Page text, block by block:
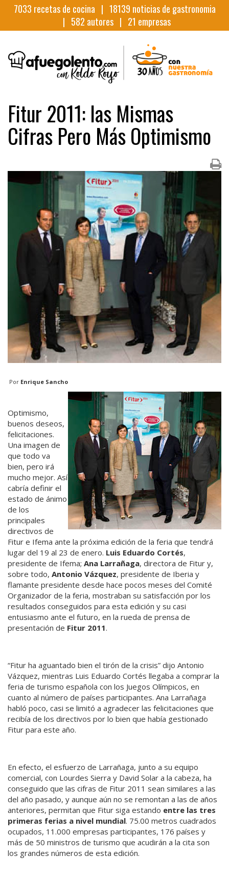
7033 recetas de cocina | 18139 noticias de gastronomia
| 582 autores | 21 empresas
Fitur 2011: las Mismas
Cifras Pero Más Optimismo
Por Enrique Sancho
Optimismo,
buenos deseos,
felicitaciones.
Una imagen de
que todo va
bien, pero irá
mucho mejor. Así
cabría definir el
estado de ánimo
de los
principales
directivos de
Fitur e Ifema ante la próxima edición de la feria que tendrá
lugar del 19 al 23 de enero. Luis Eduardo Cortés,
presidente de Ifema; Ana Larrañaga, directora de Fitur y,
sobre todo, Antonio Vázquez, presidente de Iberia y
flamante presidente desde hace pocos meses del Comité
Organizador de la feria, mostraban su satisfacción por los
resultados conseguidos para esta edición y su casi
entusiasmo ante el futuro, en la rueda de prensa de
presentación de Fitur 2011.
“Fitur ha aguantado bien el tirón de la crisis” dijo Antonio
Vázquez, mientras Luis Eduardo Cortés llegaba a comprar la
feria de turismo española con los Juegos Olímpicos, en
cuanto al número de países participantes. Ana Larrañaga
habló poco, casi se limitó a agradecer las felicitaciones que
recibía de los directivos por lo bien que había gestionado
Fitur para este año.
En efecto, el esfuerzo de Larrañaga, junto a su equipo
comercial, con Lourdes Sierra y David Solar a la cabeza, ha
conseguido que las cifras de Fitur 2011 sean similares a las
del año pasado, y aunque aún no se remontan a las de años
anteriores, permitan que Fitur siga estando entre las tres
primeras ferias a nivel mundial. 75.00 metros cuadrados
ocupados, 11.000 empresas participantes, 176 países y
más de 50 ministros de turismo que acudirán a la cita son
los grandes números de esta edición.